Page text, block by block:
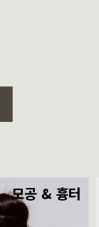
모공 & 흉터